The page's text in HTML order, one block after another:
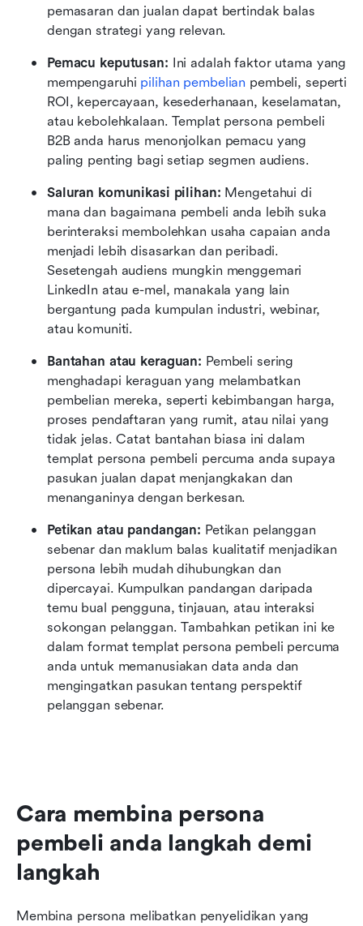
pemasaran dan jualan dapat bertindak balas
dengan strategi yang relevan.
Pemacu keputusan:
Ini adalah faktor utama yang
mempengaruhi pilihan pembelian pembeli, seperti
ROI, kepercayaan, kesederhanaan, keselamatan,
atau kebolehkalaan. Templat persona pembeli
B2B anda harus menonjolkan pemacu yang
paling penting bagi setiap segmen audiens.
Saluran komunikasi pilihan: Mengetahui di
mana dan bagaimana pembeli anda lebih suka
berinteraksi membolehkan usaha capaian anda
menjadi lebih disasarkan dan peribadi.
Sesetengah audiens mungkin menggemari
LinkedIn atau e-mel, manakala yang lain
bergantung pada kumpulan industri, webinar,
atau komuniti.
Bantahan atau keraguan: Pembeli sering
menghadapi keraguan yang melambatkan
pembelian mereka, seperti kebimbangan harga,
proses pendaftaran yang rumit, atau nilai yang
tidak jelas. Catat bantahan biasa ini dalam
templat persona pembeli percuma anda supaya
pasukan jualan dapat menjangkakan dan
menanganinya dengan berkesan.
Petikan atau pandangan: Petikan pelanggan
sebenar dan maklum balas kualitatif menjadikan
persona lebih mudah dihubungkan dan
dipercayai. Kumpulkan pandangan daripada
temu bual pengguna, tinjauan, atau interaksi
sokongan pelanggan. Tambahkan petikan ini ke
dalam format templat persona pembeli percuma
anda untuk memanusiakan data anda dan
mengingatkan pasukan tentang perspektif
pelanggan sebenar.
Cara membina persona
pembeli anda langkah demi
langkah
Membina persona melibatkan penyelidikan yang